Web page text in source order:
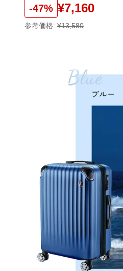
-47% ¥7,160
参考価格: ¥13,580